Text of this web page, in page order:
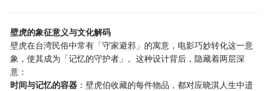
壁虎的象征意义与文化解码
壁虎在台湾民俗中常有「守家避邪」的寓意，电影巧妙转化这一意
象，使其成为「记忆的守护者」。这种设计背后，隐藏着两层深
意：
时间与记忆的容器 ：壁虎伯收藏的每件物品，都对应晓淇人生中遗